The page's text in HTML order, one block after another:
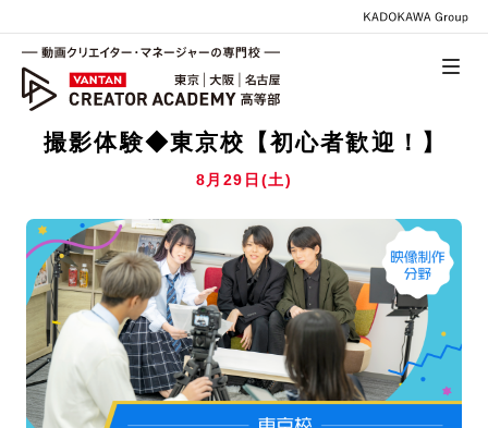
撮影体験◆東京校【初心者歓迎！】
8月29日(土)